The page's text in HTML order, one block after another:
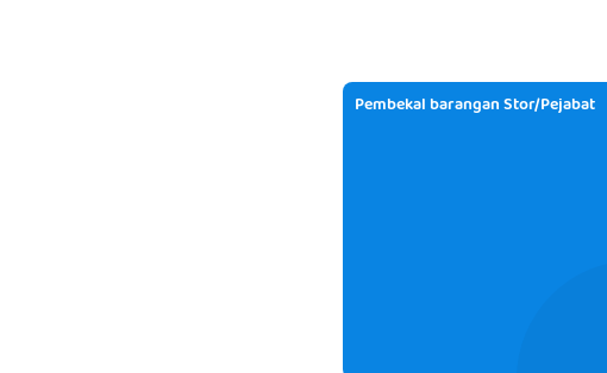
Pembekal barangan Stor/Pejabat